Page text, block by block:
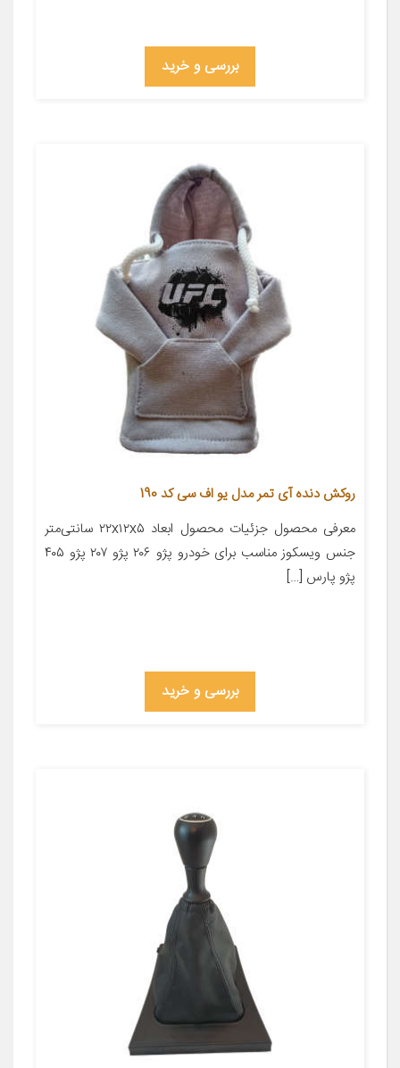
بررسی و خرید
روکش دنده آی تمر مدل یو اف سی کد 190
معرفی محصول جزئیات محصول ابعاد ۲۲x۱۲x۵ سانتی‌متر
جنس ویسکوز مناسب برای خودرو پژو ۲۰۶ پژو ۲۰۷ پژو ۴۰۵
پژو پارس […]
بررسی و خرید